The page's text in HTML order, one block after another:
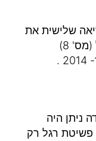
בקריאה שלישית את
החוק לתיקון פקודת פשיטת הרגל (מס' 8)
.
128 לפקודה ניתן היה
פשיטת רגל רק